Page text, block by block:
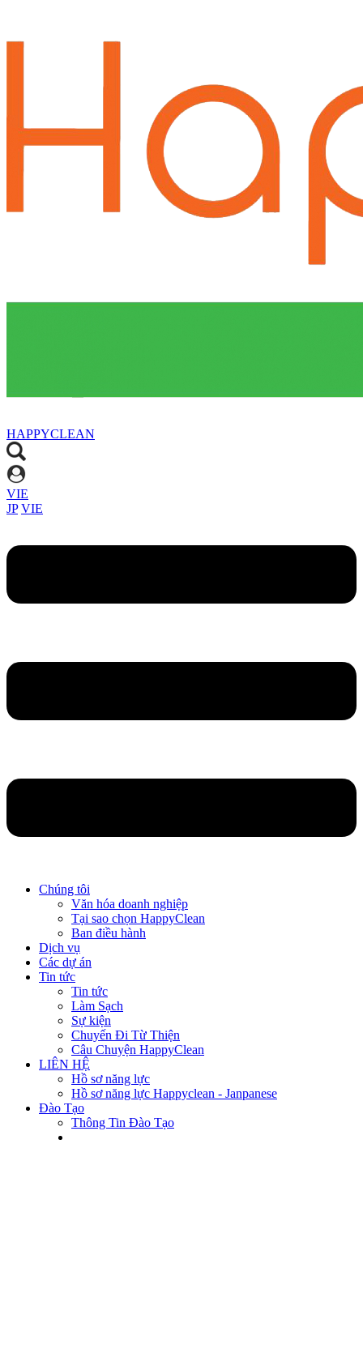
HAPPYCLEAN
VIE
JP VIE
Chúng tôi
Văn hóa doanh nghiệp
Tại sao chọn HappyClean
Ban điều hành
Dịch vụ
Các dự án
Tin tức
Tin tức
Làm Sạch
Sự kiện
Chuyến Đi Từ Thiện
Câu Chuyện HappyClean
LIÊN HỆ
Hồ sơ năng lực
Hồ sơ năng lực Happyclean - Janpanese
Đào Tạo
Thông Tin Đào Tạo